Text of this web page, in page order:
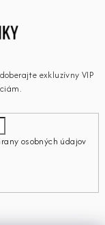
exkluzívny VIP
osobných údajov